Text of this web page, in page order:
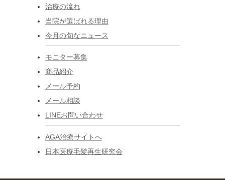
治療の流れ
当院が選ばれる理由
今月の旬なニュース
モニター募集
商品紹介
メール予約
メール相談
LINEお問い合わせ
AGA治療サイトへ
日本医療毛髪再生研究会